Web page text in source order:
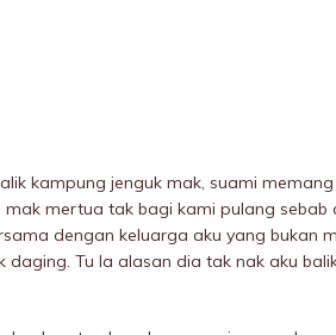
kampung jenguk mak, suami
mertua tak bagi kami pulang sebab
dengan keluarga aku yang bukan
Tu la alasan dia tak nak aku